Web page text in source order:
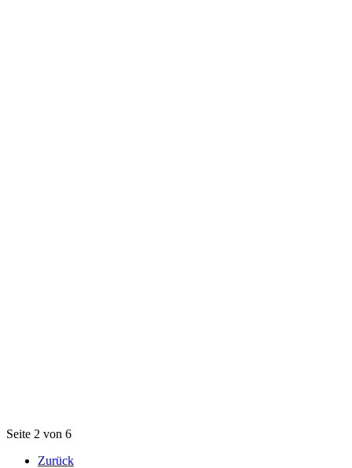
Seite 2 von 6
Zurück